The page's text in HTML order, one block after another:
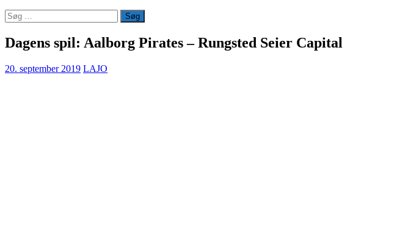
Søg
efter:
Dagens spil: Aalborg Pirates – Rungsted Seier Capital
20. september 2019 LAJO